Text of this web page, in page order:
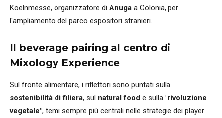
Koelnmesse, organizzatore di Anuga a Colonia, per
l'ampliamento del parco espositori stranieri.
Il beverage pairing al centro di
Mixology Experience
Sul fronte alimentare, i riflettori sono puntati sulla
sostenibilità di filiera, sul natural food e sulla "rivoluzione
vegetale", temi sempre più centrali nelle strategie dei player